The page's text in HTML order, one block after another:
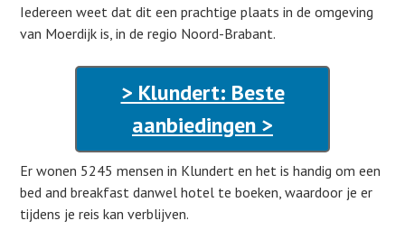
Iedereen weet dat dit een prachtige plaats in de omgeving
van Moerdijk is, in de regio Noord-Brabant.
> Klundert: Beste
aanbiedingen >
Er wonen 5245 mensen in Klundert en het is handig om een
bed and breakfast danwel hotel te boeken, waardoor je er
tijdens je reis kan verblijven.